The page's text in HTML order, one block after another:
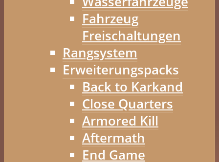
Fahrzeug
Freischaltungen
Rangsystem
Erweiterungspacks
Back to Karkand
Close Quarters
Armored Kill
Aftermath
End Game